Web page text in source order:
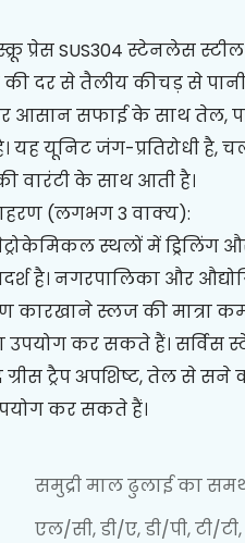
प्रेस SUS304 स्टेनलेस
की दर से तैलीय कीचड़ से
आसान सफाई के साथ तेल,
यह यूनिट जंग-प्रतिरोधी है,
वारंटी के साथ आती है।
(लगभग 3 वाक्य):
स्थलों में
है। नगरपालिका और
कारखाने स्लज की मात्रा
कर सकते हैं। सर्विस
ग्रीस ट्रैप अपशिष्ट, तेल से
कर सकते हैं।
समुद्री माल ढुलाई का
एल/सी, डी/ए, डी/पी, टी/